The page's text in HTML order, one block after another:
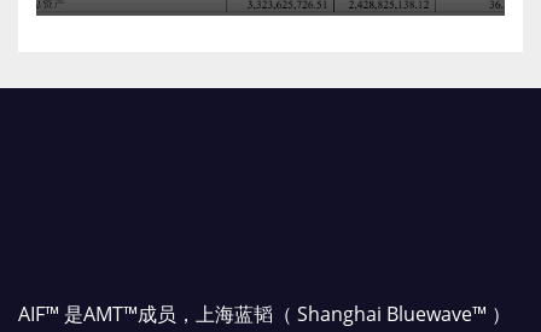
AIF™ 是AMT™成员，上海蓝韬（ Shanghai Bluewave™ ）